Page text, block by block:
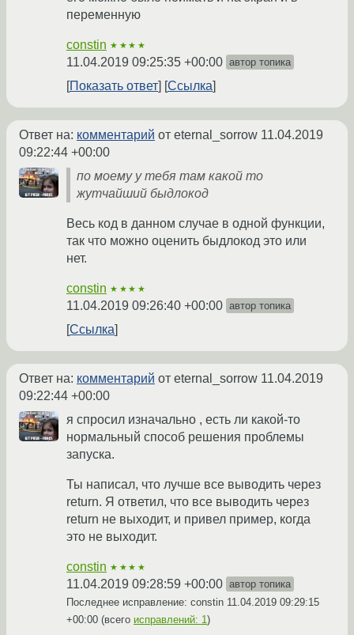
переменную
constin ★★★★
11.04.2019 09:25:35 +00:00 автор топика
Показать ответ Ссылка
Ответ на: комментарий от eternal_sorrow 11.04.2019
09:22:44 +00:00
по моему у тебя там какой то
жутчайший быдлокод
Весь код в данном случае в одной функции,
так что можно оценить быдлокод это или
нет.
constin ★★★★
11.04.2019 09:26:40 +00:00 автор топика
Ссылка
Ответ на: комментарий от eternal_sorrow 11.04.2019
09:22:44 +00:00
я спросил изначально , есть ли какой-то
нормальный способ решения проблемы
запуска.
Ты написал, что лучше все выводить через
return. Я ответил, что все выводить через
return не выходит, и привел пример, когда
это не выходит.
constin ★★★★
11.04.2019 09:28:59 +00:00 автор топика
Последнее исправление: constin 11.04.2019 09:29:15
+00:00 (всего исправлений: 1)